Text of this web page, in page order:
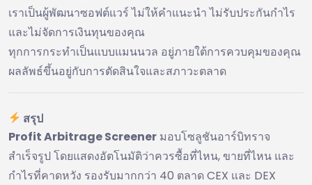
เราเป็นผู้พัฒนาซอฟต์แวร์ ไม่ให้คำแนะนำ ไม่รับประกันกำไร
และไม่จัดการเงินทุนของคุณ
ทุกการกระทำเป็นแบบแมนนวล อยู่ภายใต้การควบคุมของคุณ
ผลลัพธ์ขึ้นอยู่กับการตัดสินใจและสภาวะตลาด
สรุป
Profit Arbitrage Screener มอบโซลูชันอาร์บิทราจ
สำเร็จรูป โดยแสดงอัตโนมัติว่าควรซื้อที่ไหน, ขายที่ไหน และ
กำไรที่คาดหวัง รองรับมากกว่า 40 ตลาด CEX และ DEX